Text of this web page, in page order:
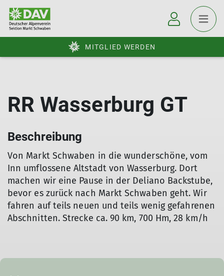
MITGLIED WERDEN
RR Wasserburg GT
Beschreibung
Von Markt Schwaben in die wunderschöne, vom
Inn umflossene Altstadt von Wasserburg. Dort
machen wir eine Pause in der Deliano Backstube,
bevor es zurück nach Markt Schwaben geht. Wir
fahren auf teils neuen und teils wenig gefahrenen
Abschnitten. Strecke ca. 90 km, 700 Hm, 28 km/h